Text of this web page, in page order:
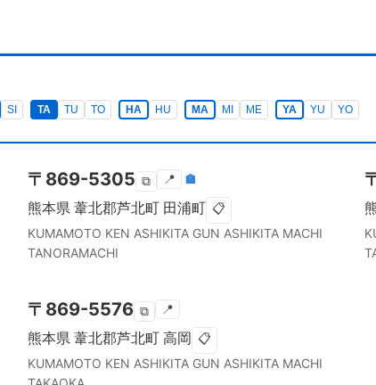
SI TA TU TO HA HU MA MI ME YA YU YO
〒 869-5305 ⧉ 📍 🏣
熊本県 葦北郡芦北町 田浦町 📋
KUMAMOTO KEN ASHIKITA GUN ASHIKITA MACHI
TANORAMACHI
〒 869-5576 ⧉ 📍
熊本県 葦北郡芦北町 高岡 📋
KUMAMOTO KEN ASHIKITA GUN ASHIKITA MACHI